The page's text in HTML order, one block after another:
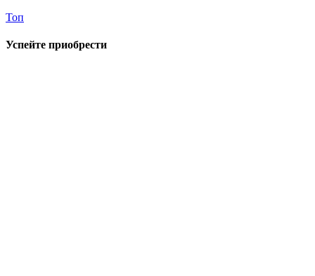
Топ
Успейте приобрести